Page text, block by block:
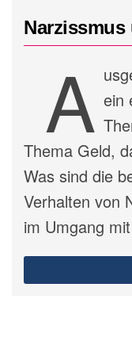
Narzissmus
A ein
Thema Geld,
Was sind die
Verhalten von
im Umgang